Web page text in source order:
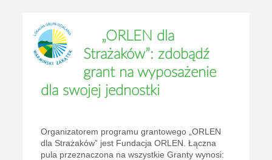
„ORLEN dla
Strażaków”: zdobądź
grant na wyposażenie
dla swojej jednostki
Organizatorem programu grantowego „ORLEN
dla Strażaków” jest Fundacja ORLEN. Łączna
pula przeznaczona na wszystkie Granty wynosi: